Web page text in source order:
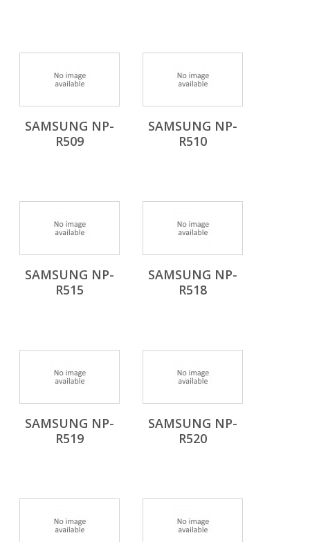
SAMSUNG NP-
R509
SAMSUNG NP-
R510
SAMSUNG NP-
R515
SAMSUNG NP-
R518
SAMSUNG NP-
R519
SAMSUNG NP-
R520